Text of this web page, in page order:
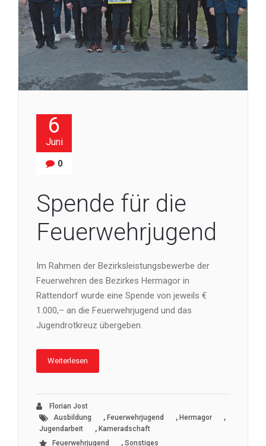
6
Juni
0
Spende für die
Feuerwehrjugend
Im Rahmen der Bezirksleistungsbewerbe der
Feuerwehren des Bezirkes Hermagor in
Rattendorf wurde eine Spende von jeweils €
1.000,– an die Feuerwehrjugend und das
Jugendrotkreuz übergeben.
Weiterlesen
Florian Jost
Ausbildung
, Feuerwehrjugend , Hermagor ,
Jugendarbeit , Kameradschaft
Feuerwehrjugend
, Sonstiges